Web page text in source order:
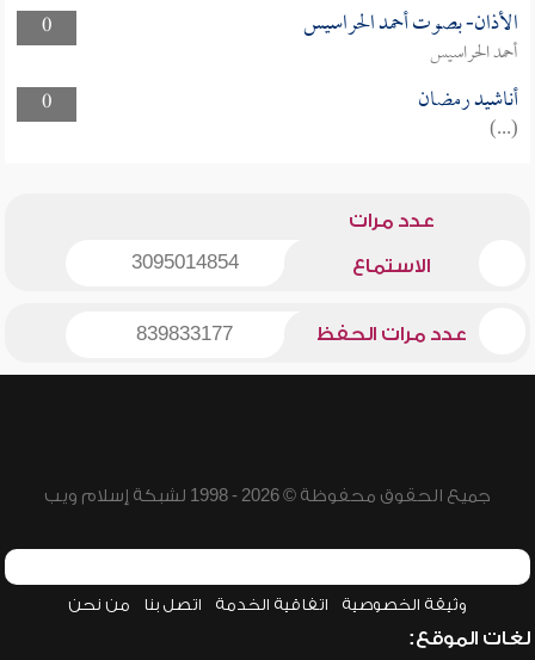
0
الأذان- بصوت أحمد الحراسيس
أحمد الحراسيس
0
أناشيد رمضان
(...)
عدد مرات
الاستماع 3095014854
عدد مرات الحفظ 839833177
جميع الحقوق محفوظة © 2026 - 1998 لشبكة إسلام ويب
وثيقة الخصوصية اتفاقية الخدمة اتصل بنا من نحن
لغات الموقع: